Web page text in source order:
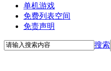
单机游戏
免费列表空间
免责声明
搜索